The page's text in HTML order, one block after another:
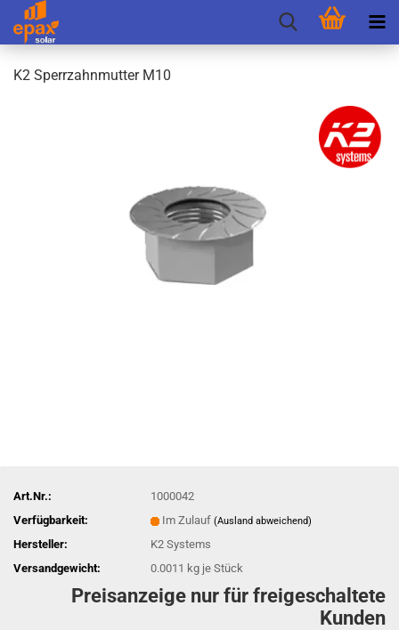
K2 Sperr­zahn­mut­ter M10
Art.Nr.:
1000042
Verfügbarkeit:
Im Zulauf (Ausland abweichend)
Hersteller:
K2 Systems
Versandgewicht:
0.0011 kg je Stück
Preisanzeige nur für freigeschaltete
Kunden